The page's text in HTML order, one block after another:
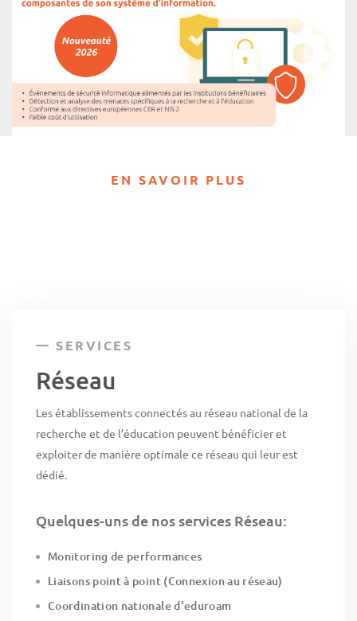
EN SAVOIR PLUS
SERVICES
Réseau
Les établissements connectés au réseau national de la
recherche et de l’éducation peuvent bénéficier et
exploiter de manière optimale ce réseau qui leur est
dédié.
Quelques-uns de nos services Réseau:
Monitoring de performances
Liaisons point à point (Connexion au réseau)
Coordination nationale d’eduroam